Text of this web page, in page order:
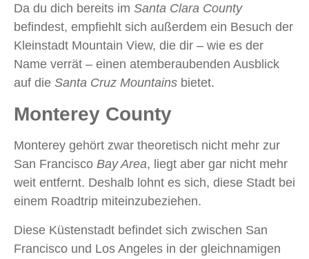
Da du dich bereits im Santa Clara County
befindest, empfiehlt sich außerdem ein Besuch der
Kleinstadt Mountain View, die dir – wie es der
Name verrät – einen atemberaubenden Ausblick
auf die Santa Cruz Mountains bietet.
Monterey County
Monterey gehört zwar theoretisch nicht mehr zur
San Francisco Bay Area, liegt aber gar nicht mehr
weit entfernt. Deshalb lohnt es sich, diese Stadt bei
einem Roadtrip miteinzubeziehen.
Diese Küstenstadt befindet sich zwischen San
Francisco und Los Angeles in der gleichnamigen